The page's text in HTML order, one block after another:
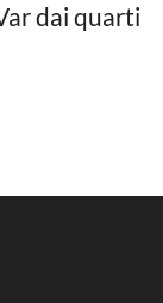
dai quarti